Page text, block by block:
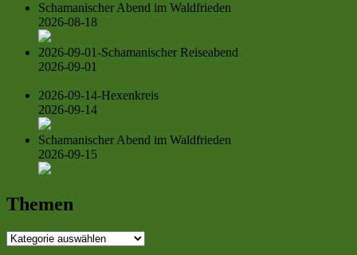
Schamanischer Abend im Waldfrieden
2026-08-18
2026-09-01-Schamanischer Reiseabend
2026-09-01
2026-09-14-Hexenkreis
2026-09-14
Schamanischer Abend im Waldfrieden
2026-09-15
Themen
Themen